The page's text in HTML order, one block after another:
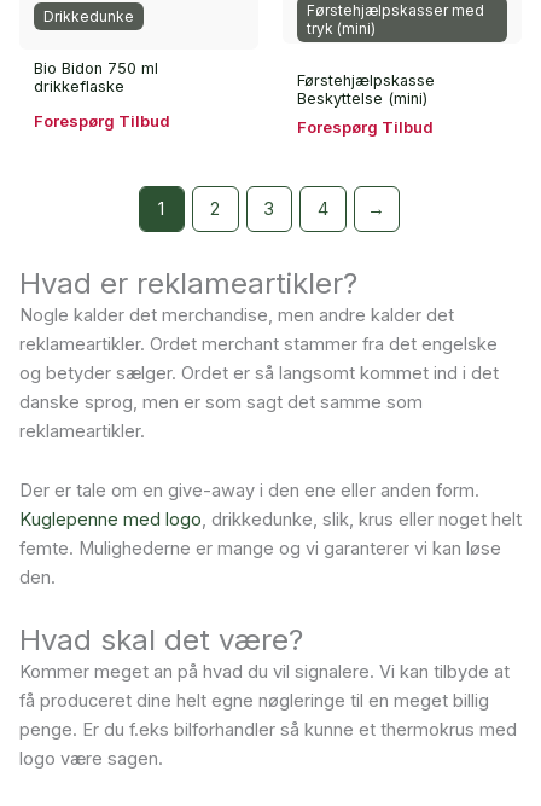
Drikkedunke
Bio Bidon 750 ml
drikkeflaske
Forespørg Tilbud
Førstehjælpskasser med
tryk (mini)
Førstehjælpskasse
Beskyttelse (mini)
Forespørg Tilbud
1 2 3 4 →
Hvad er reklameartikler?
Nogle kalder det merchandise, men andre kalder det
reklameartikler. Ordet merchant stammer fra det engelske
og betyder sælger. Ordet er så langsomt kommet ind i det
danske sprog, men er som sagt det samme som
reklameartikler.
Der er tale om en give-away i den ene eller anden form.
Kuglepenne med logo, drikkedunke, slik, krus eller noget helt
femte. Mulighederne er mange og vi garanterer vi kan løse
den.
Hvad skal det være?
Kommer meget an på hvad du vil signalere. Vi kan tilbyde at
få produceret dine helt egne nøgleringe til en meget billig
penge. Er du f.eks bilforhandler så kunne et thermokrus med
logo være sagen.